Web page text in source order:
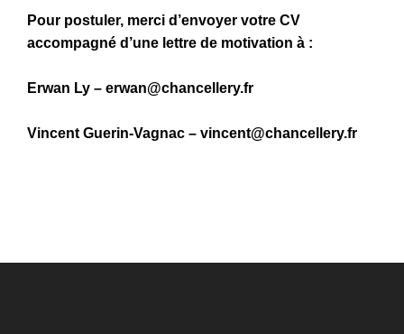
Pour postuler, merci d’envoyer votre CV
accompagné d’une lettre de motivation à :
Erwan Ly – erwan@chancellery.fr
Vincent Guerin-Vagnac – vincent@chancellery.fr